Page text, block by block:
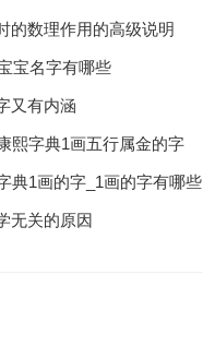
的数理作用的高级说明
宝名字有哪些
又有内涵
熙字典1画五行属金的字
典1画的字_1画的字有哪些
无关的原因